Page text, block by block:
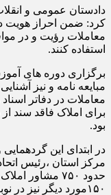
دادستان عمومی و
کرد: ضمن احراز هویت
معاملات رؤیت و در
استفاده کنند.
برگزاری دوره های
مبایعه نامه و نیز
معاملات در دفاتر
برای املاک فاقد سند
بود.
در ابتدای این
مرکز استان ،رئیس
حدود ۷۵۰
۱۵۰مورد دیگر نیز در نوبت صدور پروانه هستند.